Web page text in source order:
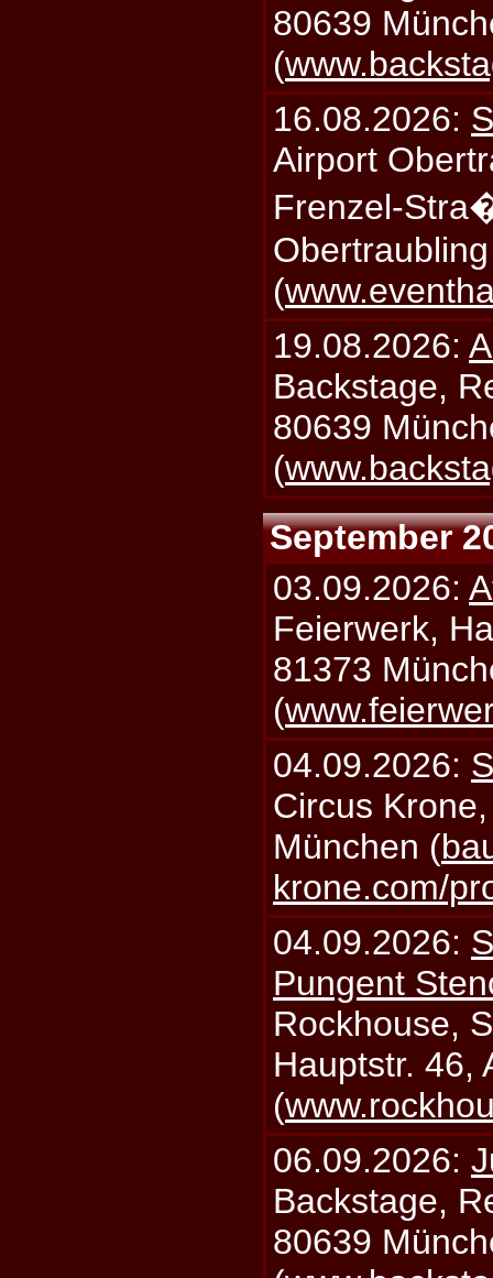
80639
(
16.08.2026:
Airport
Frenzel-
(
19.08.2026:
Backstage,
80639
(
September
03.09.2026:
Feierwerk,
81373
(
04.09.2026:
Circus
München (
krone.com/
04.09.2026:
Pungent
Rockhouse,
Hauptstr. 46,
(
06.09.2026:
Backstage,
80639